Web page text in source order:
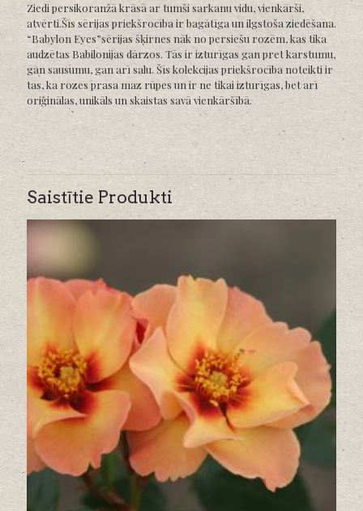
Ziedi persikoranžā krāsā ar tumši sarkanu vidu, vienkārši,
atvērti.Šīs sērijas priekšrocība ir bagātīga un ilgstoša ziedēšana.
“Babylon Eyes”sērijas šķirnes nāk no persiešu rozēm, kas tika
audzētas Babilonijas dārzos. Tās ir izturīgas gan pret karstumu,
gan sausumu, gan arī salu. Šīs kolekcijas priekšrocība noteikti ir
tas, ka rozes prasa maz rūpes un ir ne tikai izturīgas, bet arī
oriģinālas, unikāls un skaistas savā vienkāršībā.
Saistītie Produkti